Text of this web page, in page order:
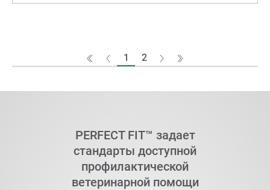
1 2
PERFECT FIT™ задает
стандарты доступной
профилактической
ветеринарной помощи